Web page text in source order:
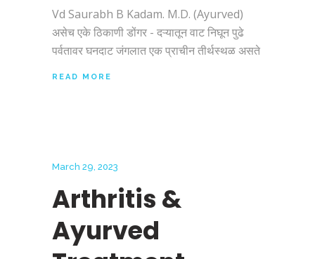
Vd Saurabh B Kadam. M.D. (Ayurved)
असेच एके ठिकाणी डोंगर - दऱ्यातून वाट निघून पुढे
पर्वतावर घनदाट जंगलात एक प्राचीन तीर्थस्थळ असते
READ MORE
March 29, 2023
Arthritis &
Ayurved